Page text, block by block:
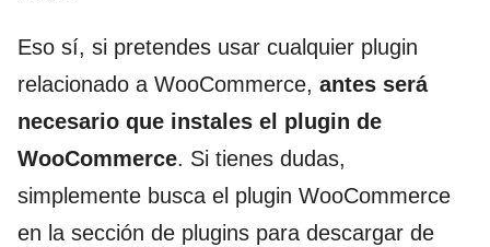
Eso sí, si pretendes usar cualquier plugin
relacionado a WooCommerce, antes será
necesario que instales el plugin de
WooCommerce. Si tienes dudas,
simplemente busca el plugin WooCommerce
en la sección de plugins para descargar de